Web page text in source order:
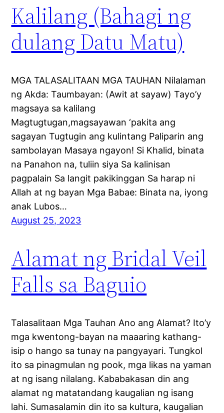
Kalilang (Bahagi ng
dulang Datu Matu)
MGA TALASALITAAN MGA TAUHAN Nilalaman
ng Akda: Taumbayan: (Awit at sayaw) Tayo’y
magsaya sa kalilang
Magtugtugan,magsayawan ‘pakita ang
sagayan Tugtugin ang kulintang Paliparin ang
sambolayan Masaya ngayon! Si Khalid, binata
na Panahon na, tuliin siya Sa kalinisan
pagpalain Sa langit pakikinggan Sa harap ni
Allah at ng bayan Mga Babae: Binata na, iyong
anak Lubos…
August 25, 2023
Alamat ng Bridal Veil
Falls sa Baguio
Talasalitaan Mga Tauhan Ano ang Alamat? Ito’y
mga kwentong-bayan na maaaring kathang-
isip o hango sa tunay na pangyayari. Tungkol
ito sa pinagmulan ng pook, mga likas na yaman
at ng isang nilalang. Kababakasan din ang
alamat ng matatandang kaugalian ng isang
lahi. Sumasalamin din ito sa kultura, kaugalian